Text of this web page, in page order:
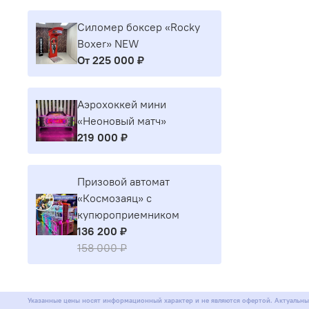
Силомер боксер «Rocky
Boxer» NEW
От 225 000 ₽
Аэрохоккей мини
«Неоновый матч»
219 000 ₽
Призовой автомат
«Космозаяц» с
купюроприемником
136 200 ₽
158 000 ₽
Указанные цены носят информационный характер и не являются офертой.